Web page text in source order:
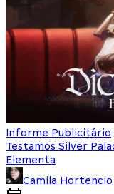
Informe Publicitário
Testamos Silver
Elementa
Camila Hortencio